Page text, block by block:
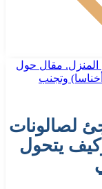
لصالونات
يتحول